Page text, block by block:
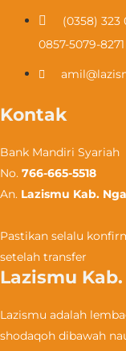
(0358) 323
0857-5079-8271
Kontak
Bank Mandiri Syariah
No. 766-665-5518
An. Lazismu Kab.
Pastikan selalu
setelah transfer
Lazismu
Lazismu adalah
shodaqoh dibawah